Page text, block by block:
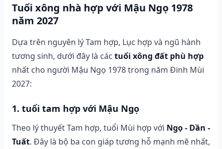
Tuổi xông nhà hợp với Mậu Ngọ 1978
năm 2027
Dựa trên nguyên lý Tam hợp, Lục hợp và ngũ hành
tương sinh, dưới đây là các tuổi xông đất phù hợp
nhất cho người Mậu Ngọ 1978 trong năm Đinh Mùi
2027:
1. tuổi tam hợp với Mậu Ngọ
Theo lý thuyết Tam hợp, tuổi Mùi hợp với Ngọ - Dần -
Tuất. Đây là bộ ba con giáp tương hỗ mạnh mẽ nhất,